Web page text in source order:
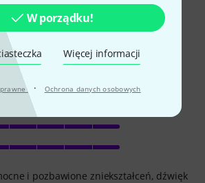
W porządku!
Więcej informacji
· Ochrona danych osobowych
A MK V Nie mogłem kupić nic
Salvo Braccio 05.03.2024
i pozbawione zniekształceń, dźwięk